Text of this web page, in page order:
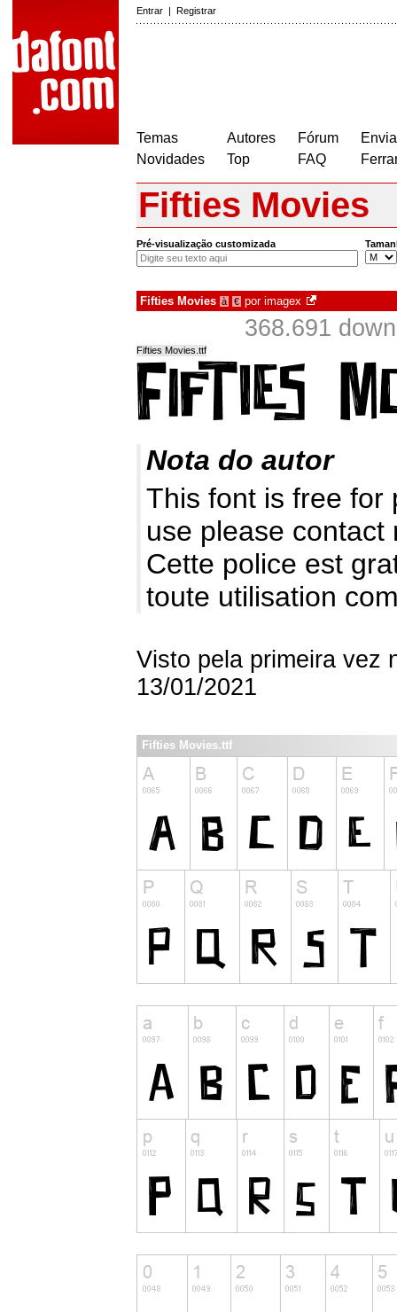
Entrar | Registrar
Temas
Novidades
Autores
Top
Fórum
FAQ
Fifties Movies
Pré-visualização customizada
Fifties Movies à € por imagex
368.691
Fifties Movies.ttf
Nota do autor
This font is free for
use please contact
Cette police est
toute utilisation
Visto pela primeira vez
13/01/2021
Fifties Movies.ttf